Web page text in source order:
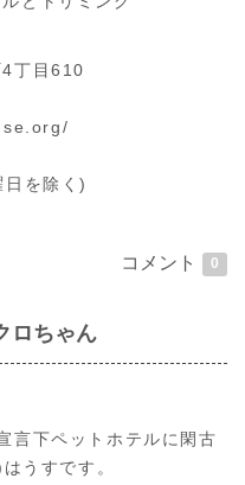
丁目610
を除く)
コメント 0
ロちゃん
言下ペットホテルに閑古
うすです。